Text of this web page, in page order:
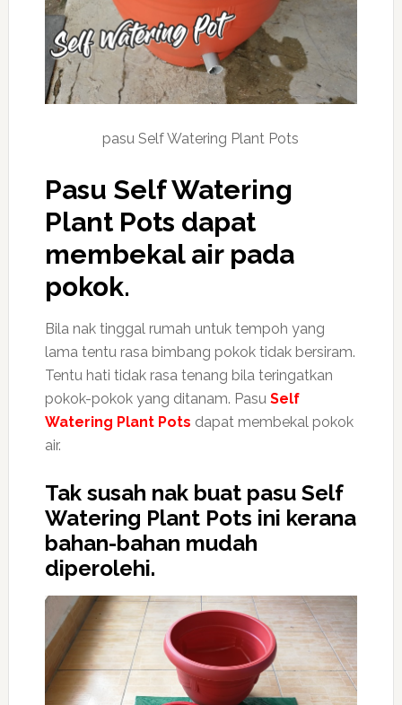
pasu Self Watering Plant Pots
Pasu Self Watering
Plant Pots dapat
membekal air pada
pokok.
Bila nak tinggal rumah untuk tempoh yang
lama tentu rasa bimbang pokok tidak bersiram.
Tentu hati tidak rasa tenang bila teringatkan
pokok-pokok yang ditanam. Pasu Self
Watering Plant Pots dapat membekal pokok
air.
Tak susah nak buat pasu Self
Watering Plant Pots ini kerana
bahan-bahan mudah
diperolehi.